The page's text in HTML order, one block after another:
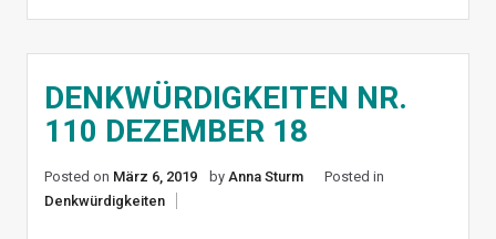
DENKWÜRDIGKEITEN NR.
110 DEZEMBER 18
Posted on März 6, 2019 by Anna Sturm
Posted in
Denkwürdigkeiten